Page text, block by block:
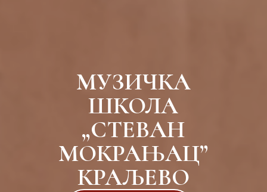
МУЗИЧКА
ШКОЛА
„СТЕВАН
МОКРАЊАЦ”
КРАЉЕВО